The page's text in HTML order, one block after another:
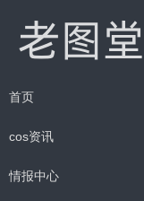
首页
cos资讯
情报中心